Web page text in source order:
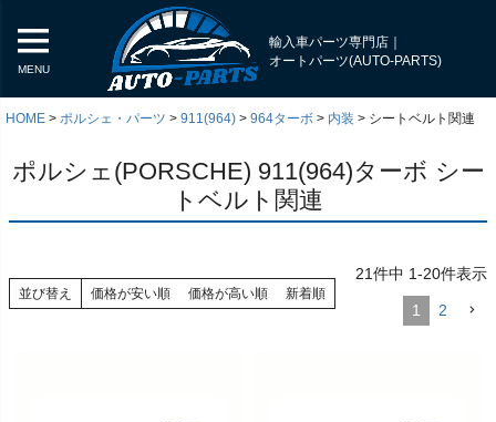
MENU
輸入車パーツ専門店｜
オートパーツ(AUTO-PARTS)
HOME ポルシェ・パーツ 911(964) 964ターボ 内装 シートベルト関連
ポルシェ(PORSCHE) 911(964)ターボ シー
トベルト関連
並び替え 価格が安い順 価格が高い順 新着順
21件中 1-20件表示
1 2